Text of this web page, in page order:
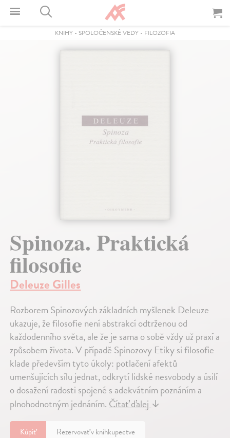
KNIHY - SPOLOČENSKÉ VEDY - FILOZOFIA
Spinoza. Praktická
filosofie
Deleuze Gilles
Rozborem Spinozových základních myšlenek Deleuze
ukazuje, že filosofie není abstrakcí odtrženou od
každodenního světa, ale že je sama o sobě vždy už praxí a
způsobem života. V případě Spinozovy Etiky si filosofie
klade především tyto úkoly: potlačení afektů
umenšujících sílu jednat, odkrytí lidské nesvobody a úsilí
o dosažení radosti spojené s adekvátním poznáním a
plnohodnotným jednáním.Čítať ďalej↓
Kúpiť Rezervovať v kníhkupectve